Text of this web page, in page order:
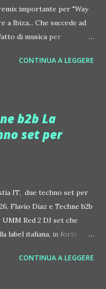
importante per "Way
a Ibiza... Che succede ad
di musica per
ma sempre efficace
spazio, ovvero
anche domenica
anche in quello di
durante
uno degli headliner
all'interno del party Las
Inoltre, racconterà
CONTINUA A LEGGERE
b2b La
set per
IT, due techno set per
Flavio Diaz e Techne b2b
Red 2 DJ set che
label italiana, in forte
Movement), la label
CONTINUA A LEGGERE